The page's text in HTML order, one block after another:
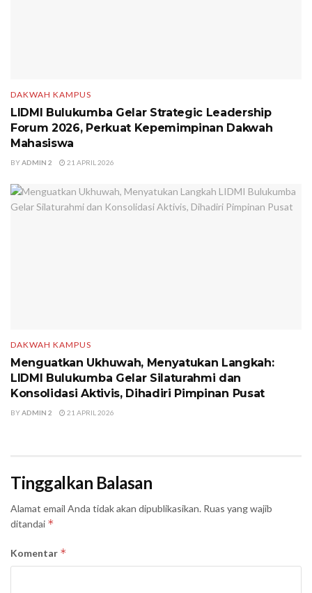
DAKWAH KAMPUS
LIDMI Bulukumba Gelar Strategic Leadership
Forum 2026, Perkuat Kepemimpinan Dakwah
Mahasiswa
BYADMIN 2 21 APRIL 2026
DAKWAH KAMPUS
Menguatkan Ukhuwah, Menyatukan Langkah:
LIDMI Bulukumba Gelar Silaturahmi dan
Konsolidasi Aktivis, Dihadiri Pimpinan Pusat
BYADMIN 2 21 APRIL 2026
Tinggalkan Balasan
Alamat email Anda tidak akan dipublikasikan. Ruas yang wajib
ditandai *
Komentar *